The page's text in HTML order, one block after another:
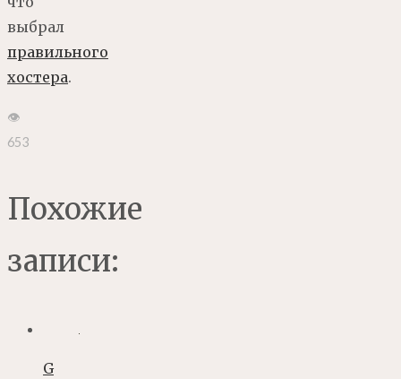
выбрал
правильного
хостера.
👁
653
Похожие
записи:
G